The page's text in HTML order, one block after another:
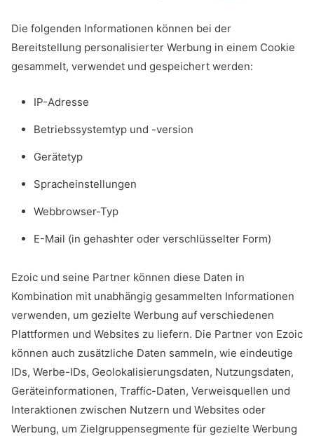
Die folgenden Informationen können bei der
Bereitstellung personalisierter Werbung in einem Cookie
gesammelt, verwendet und gespeichert werden:
IP-Adresse
Betriebssystemtyp und -version
Gerätetyp
Spracheinstellungen
Webbrowser-Typ
E-Mail (in gehashter oder verschlüsselter Form)
Ezoic und seine Partner können diese Daten in
Kombination mit unabhängig gesammelten Informationen
verwenden, um gezielte Werbung auf verschiedenen
Plattformen und Websites zu liefern. Die Partner von Ezoic
können auch zusätzliche Daten sammeln, wie eindeutige
IDs, Werbe-IDs, Geolokalisierungsdaten, Nutzungsdaten,
Geräteinformationen, Traffic-Daten, Verweisquellen und
Interaktionen zwischen Nutzern und Websites oder
Werbung, um Zielgruppensegmente für gezielte Werbung